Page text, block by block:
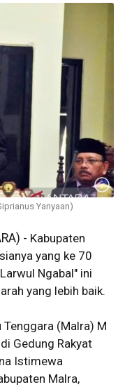
Yanyaan)
- Kabupaten
yang ke 70
Ngabal" ini
yang lebih baik.
Tenggara (Malra) M
Gedung Rakyat
Istimewa
Malra,